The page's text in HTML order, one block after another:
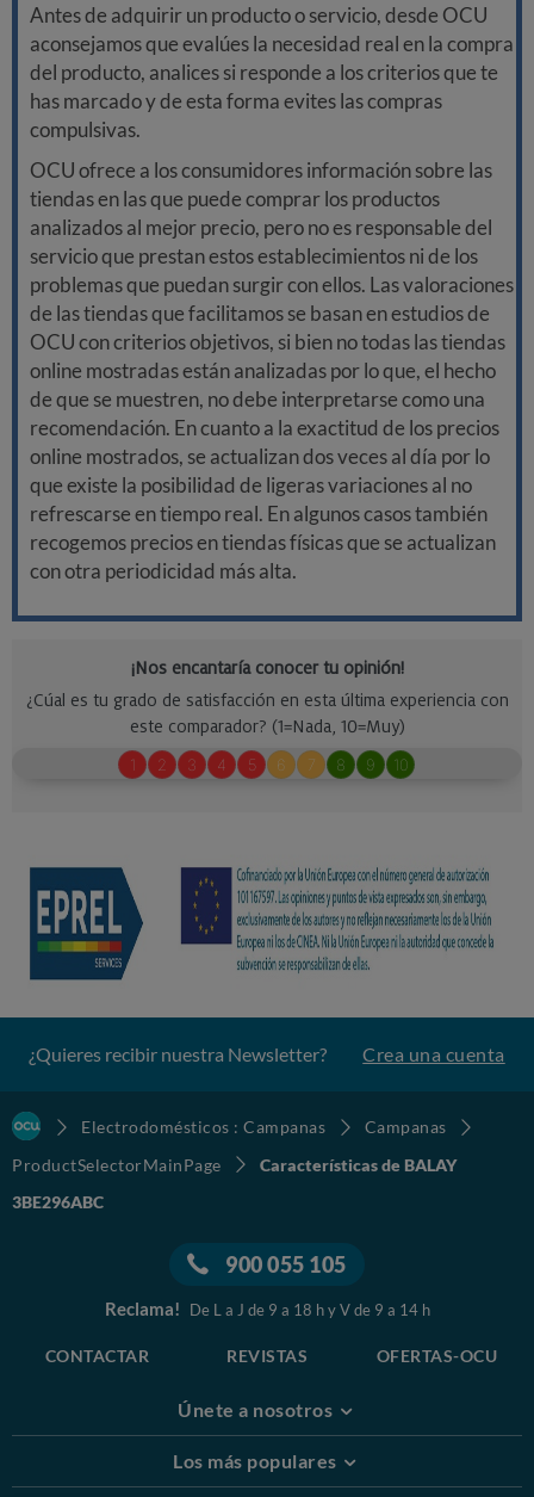
Antes de adquirir un producto o servicio, desde OCU
aconsejamos que evalúes la necesidad real en la compra
del producto, analices si responde a los criterios que te
has marcado y de esta forma evites las compras
compulsivas.
OCU ofrece a los consumidores información sobre las
tiendas en las que puede comprar los productos
analizados al mejor precio, pero no es responsable del
servicio que prestan estos establecimientos ni de los
problemas que puedan surgir con ellos. Las valoraciones
de las tiendas que facilitamos se basan en estudios de
OCU con criterios objetivos, si bien no todas las tiendas
online mostradas están analizadas por lo que, el hecho
de que se muestren, no debe interpretarse como una
recomendación. En cuanto a la exactitud de los precios
online mostrados, se actualizan dos veces al día por lo
que existe la posibilidad de ligeras variaciones al no
refrescarse en tiempo real. En algunos casos también
recogemos precios en tiendas físicas que se actualizan
con otra periodicidad más alta.
¿Quieres recibir nuestra Newsletter? Crea una cuenta
Electrodomésticos : Campanas
Campanas
ProductSelectorMainPage
Características de BALAY
3BE296ABC
900 055 105
Reclama! De L a J de 9 a 18 h y V de 9 a 14 h
CONTACTAR REVISTAS OFERTAS-OCU
Únete a nosotros
Los más populares